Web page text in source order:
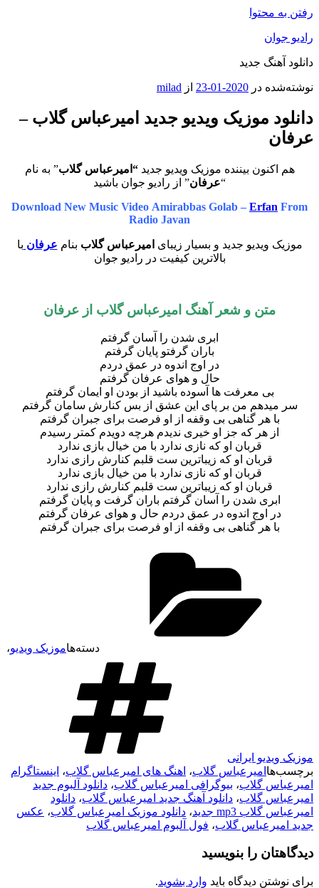
رفتن به محتوا
رادیو جوان
دانلود آهنگ جدید
نوشته‌شده در 2020-01-23 از milad
دانلود موزیک ویدیو جدید امیرعباس گلاب –
عرفان
هم اکنون بیننده موزیک ویدیو جدید“امیرعباس گلاب” به نام
“عرفان” از رادیو جوان باشید
Download New Music Video Amirabbas Golab – Erfan From
Radio Javan
موزیک ویدیو جدید و بسیار زیبای امیرعباس گلاب بنام عرفان با
بالاترین کیفیت در رادیو جوان
متن و شعر آهنگ امیرعباس گلاب از عرفان
ابری شدن را آسان گرفتم
باران گرفتو پایان گرفتم
در اوج اندوه در عمق دردم
حال و هوای عرفان گرفتم
بی معرفت ها آسوده باشید از بودن او ایمان گرفتم
سر میدهم من بر پای این عشق از بس کنارش سامان گرفتم
با هر گناهی بی وقفه از او فرصت برای جبران گرفتم
از هر که جز او خیری ندیدم هرچه دویدم کمتر رسیدم
قربان او که نازی ندارد با من خیال بازی ندارد
قربان او که زیباترین ست قلبم کنارش رازی ندارد
قربان او که نازی ندارد با من خیال بازی ندارد
قربان او که زیباترین ست قلبم کنارش رازی ندارد
ابری شدن را آسان گرفتم باران گرفت و پایان گرفتم
در اوج اندوه در عمق دردم حال و هوای عرفان گرفتم
با هر گناهی بی وقفه از او فرصت برای جبران گرفتم
دسته‌هاموزیک ویدیو،
موزیک ویدیو ایرانی
برچسب‌ها امیرعباس گلاب، اهنگ های امیرعباس گلاب، اینستاگرام
امیرعباس گلاب، بیوگرافی امیرعباس گلاب، دانلود آلبوم جدید
امیرعباس گلاب، دانلود آهنگ جدید امیرعباس گلاب، دانلود
امیرعباس گلاب mp3 جدید
، دانلود موزیک امیرعباس گلاب، عکس
جدید امیرعباس گلاب، فول آلبوم امیرعباس گلاب
دیدگاهتان را بنویسید
برای نوشتن دیدگاه باید وارد بشوید.